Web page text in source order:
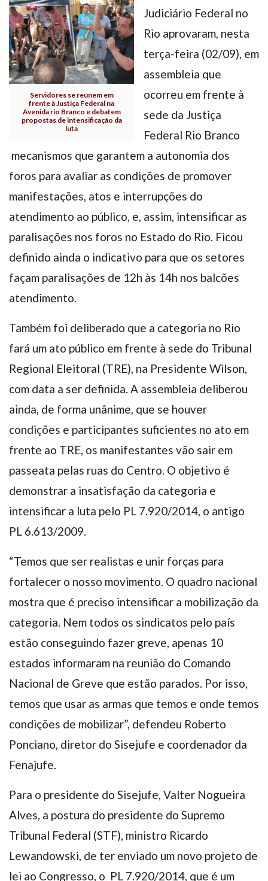
Servidores se reúnem em
frente à Justiça Federal na
Avenida rio Branco e debatem
propostas de intensificação da
luta
Judiciário Federal no
Rio aprovaram, nesta
terça-feira (02/09), em
assembleia que
ocorreu em frente à
sede da Justiça
Federal Rio Branco
mecanismos que garantem a autonomia dos
foros para avaliar as condições de promover
manifestações, atos e interrupções do
atendimento ao público, e, assim, intensificar as
paralisações nos foros no Estado do Rio. Ficou
definido ainda o indicativo para que os setores
façam paralisações de 12h às 14h nos balcões
atendimento.
Também foi deliberado que a categoria no Rio
fará um ato público em frente à sede do Tribunal
Regional Eleitoral (TRE), na Presidente Wilson,
com data a ser definida. A assembleia deliberou
ainda, de forma unânime, que se houver
condições e participantes suficientes no ato em
frente ao TRE, os manifestantes vão sair em
passeata pelas ruas do Centro. O objetivo é
demonstrar a insatisfação da categoria e
intensificar a luta pelo PL 7.920/2014, o antigo
PL 6.613/2009.
“Temos que ser realistas e unir forças para
fortalecer o nosso movimento. O quadro nacional
mostra que é preciso intensificar a mobilização da
categoria. Nem todos os sindicatos pelo país
estão conseguindo fazer greve, apenas 10
estados informaram na reunião do Comando
Nacional de Greve que estão parados. Por isso,
temos que usar as armas que temos e onde temos
condições de mobilizar”, defendeu Roberto
Ponciano, diretor do Sisejufe e coordenador da
Fenajufe.
Para o presidente do Sisejufe, Valter Nogueira
Alves, a postura do presidente do Supremo
Tribunal Federal (STF), ministro Ricardo
Lewandowski, de ter enviado um novo projeto de
lei ao Congresso, o PL 7.920/2014, que é um